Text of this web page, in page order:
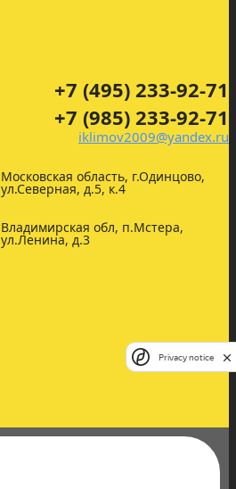
+7 (495) 233-92-71
+7 (985) 233-92-71
iklimov2009@yandex.ru
Московская область, г.Одинцово,
ул.Северная, д.5, к.4
Владимирская обл, п.Мстера,
ул.Ленина, д.3
Privacy notice